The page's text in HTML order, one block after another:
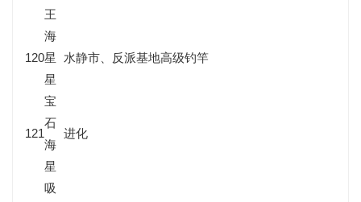
王
120
海
星
星
水静市、反派基地高级钓竿
121
宝
石
海
星
进化
吸